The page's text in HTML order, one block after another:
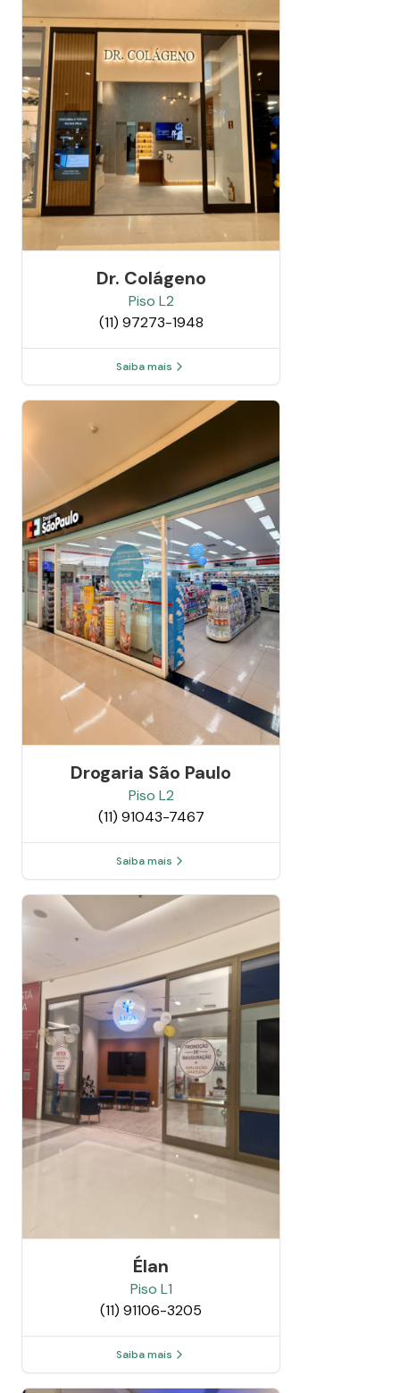
Dr. Colágeno
Piso L2
(11) 97273-1948
Saiba mais
Drogaria São Paulo
Piso L2
(11) 91043-7467
Saiba mais
Élan
Piso L1
(11) 91106-3205
Saiba mais